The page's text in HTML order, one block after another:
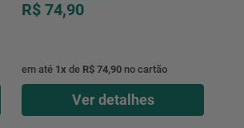
R$ 74,90
em até 1x de R$ 74,90 no cartão
Ver detalhes